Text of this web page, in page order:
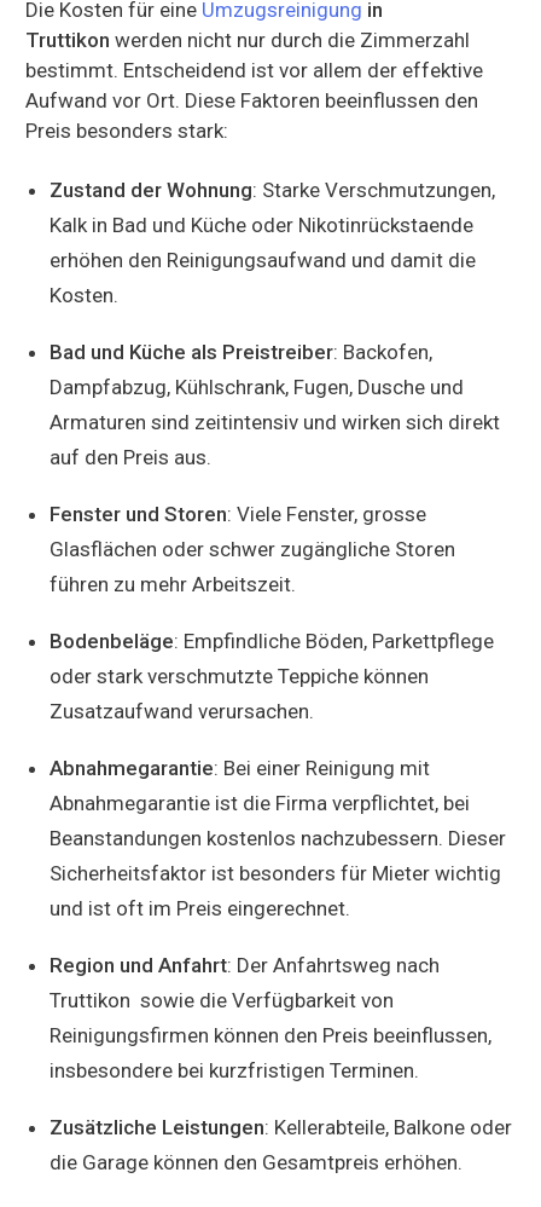
Die Kosten für eine Umzugsreinigung in
Truttikon werden nicht nur durch die Zimmerzahl
bestimmt. Entscheidend ist vor allem der effektive
Aufwand vor Ort. Diese Faktoren beeinflussen den
Preis besonders stark:
Zustand der Wohnung: Starke Verschmutzungen,
Kalk in Bad und Küche oder Nikotinrückstaende
erhöhen den Reinigungsaufwand und damit die
Kosten.
Bad und Küche als Preistreiber: Backofen,
Dampfabzug, Kühlschrank, Fugen, Dusche und
Armaturen sind zeitintensiv und wirken sich direkt
auf den Preis aus.
Fenster und Storen: Viele Fenster, grosse
Glasflächen oder schwer zugängliche Storen
führen zu mehr Arbeitszeit.
Bodenbeläge: Empfindliche Böden, Parkettpflege
oder stark verschmutzte Teppiche können
Zusatzaufwand verursachen.
Abnahmegarantie: Bei einer Reinigung mit
Abnahmegarantie ist die Firma verpflichtet, bei
Beanstandungen kostenlos nachzubessern. Dieser
Sicherheitsfaktor ist besonders für Mieter wichtig
und ist oft im Preis eingerechnet.
Region und Anfahrt: Der Anfahrtsweg nach
Truttikon sowie die Verfügbarkeit von
Reinigungsfirmen können den Preis beeinflussen,
insbesondere bei kurzfristigen Terminen.
Zusätzliche Leistungen: Kellerabteile, Balkone oder
die Garage können den Gesamtpreis erhöhen.